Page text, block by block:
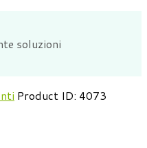
soluzioni
Product ID: 4073